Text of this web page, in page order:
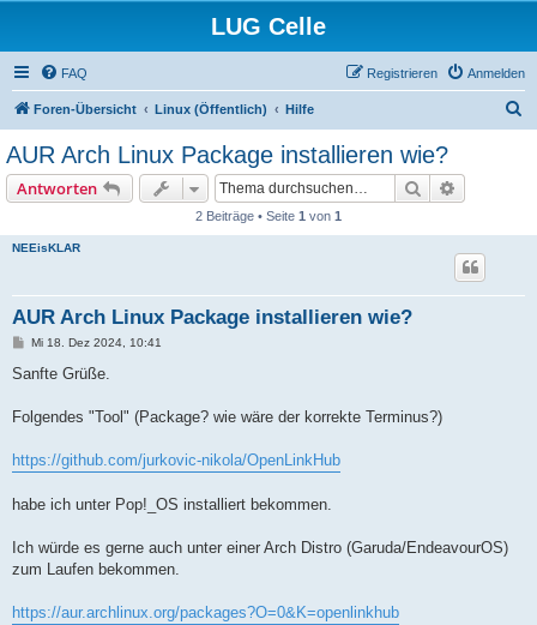
LUG Celle
FAQ Anmelden
Registrieren
Foren-Übersicht Linux (Öffentlich) Hilfe
AUR Arch Linux Package installieren wie?
Antworten Suche
2 Beiträge • Seite 1 von 1
NEEisKLAR
AUR Arch Linux Package installieren wie?
B
i
a
Mi 18. Dez 2024, 10:41
Sanfte Grüße.
Folgendes "Tool" (Package? wie wäre der korrekte Terminus?)
https://github.com/jurkovic-nikola/OpenLinkHub
habe ich unter Pop!_OS installiert bekommen.
Ich würde es gerne auch unter einer Arch Distro (Garuda/EndeavourOS)
zum Laufen bekommen.
https://aur.archlinux.org/packages?O=0&K=openlinkhub